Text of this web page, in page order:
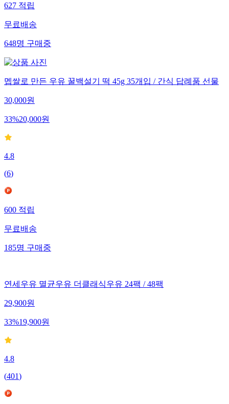
627 적립
무료배송
648명 구매중
멥쌀로 만든 우유 꿀백설기 떡 45g 35개입 / 간식 답례품 선물
30,000원
33%20,000원
4.8
(6)
600 적립
무료배송
185명 구매중
연세우유 멸균우유 더클래식우유 24팩 / 48팩
29,900원
33%19,900원
4.8
(401)